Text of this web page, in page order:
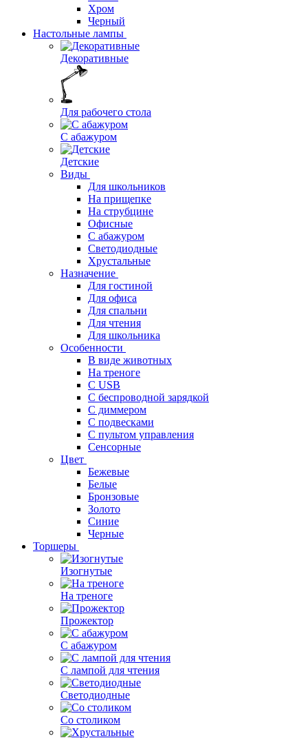
Хром
Черный
Настольные лампы
Декоративные
Для рабочего стола
С абажуром
Детские
Виды
Для школьников
На прищепке
На струбцине
Офисные
С абажуром
Светодиодные
Хрустальные
Назначение
Для гостиной
Для офиса
Для спальни
Для чтения
Для школьника
Особенности
В виде животных
На треноге
С USB
С беспроводной зарядкой
С диммером
С подвесками
С пультом управления
Сенсорные
Цвет
Бежевые
Белые
Бронзовые
Золото
Синие
Черные
Торшеры
Изогнутые
На треноге
Прожектор
С абажуром
С лампой для чтения
Светодиодные
Со столиком